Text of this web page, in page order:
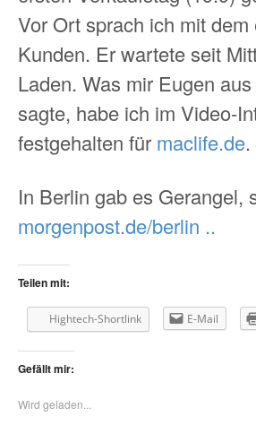
Vor Ort sprach ich mit dem
Kunden. Er wartete seit
Laden. Was mir Eugen
sagte, habe ich im Video-
festgehalten für maclife.de.
In Berlin gab es Gerangel,
morgenpost.de/berlin ..
Teilen mit:
Hightech-Shortlink E-Mail
Gefällt mir:
Wird geladen...